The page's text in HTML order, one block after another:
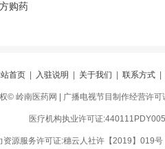
购药
站首页 入驻说明 关于我们 联系方式
© 岭南医药网 | 广播电视节目制作经营许
医疗机构执业许可证
资源服务许可证:穗云人社许【2019】019